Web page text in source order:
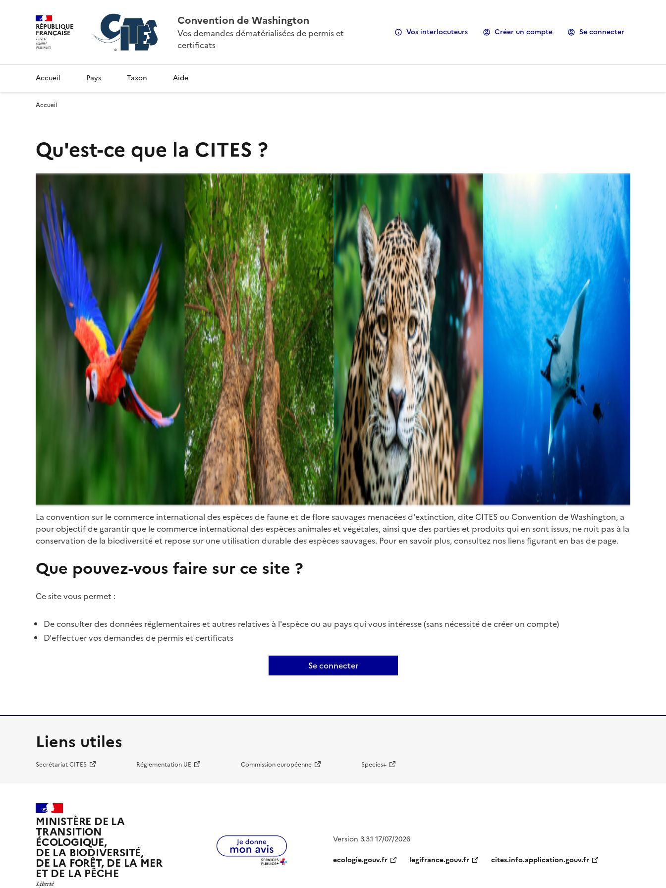
RÉPUBLIQUE
FRANÇAISE
Convention de Washington
Vos demandes dématérialisées de permis et
certificats
Vos interlocuteurs Créer un compte Se connecter
Accueil Pays Taxon Aide
Accueil
Qu'est-ce que la CITES ?
La convention sur le commerce international des espèces de faune et de flore sauvages menacées d'extinction, dite CITES ou Convention de Washington, a
pour objectif de garantir que le commerce international des espèces animales et végétales, ainsi que des parties et produits qui en sont issus, ne nuit pas à la
conservation de la biodiversité et repose sur une utilisation durable des espèces sauvages. Pour en savoir plus, consultez nos liens figurant en bas de page.
Que pouvez-vous faire sur ce site ?
Ce site vous permet :
De consulter des données réglementaires et autres relatives à l'espèce ou au pays qui vous intéresse (sans nécessité de créer un compte)
D'effectuer vos demandes de permis et certificats
Se connecter
Liens utiles
Secrétariat CITES Réglementation UE Commission européenne Species+
MINISTÈRE DE LA
TRANSITION
ÉCOLOGIQUE,
DE LA BIODIVERSITÉ,
DE LA FORÊT, DE LA MER
ET DE LA PÊCHE
Version 3.3.1 17/07/2026
ecologie.gouv.fr
legifrance.gouv.fr cites.info.application.gouv.fr